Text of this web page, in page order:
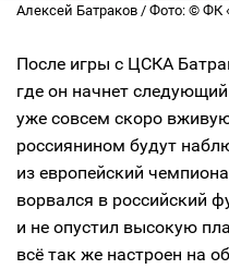
Алексей Батраков / Фото: © ФК
После игры с ЦСКА
где он начнет
уже совсем скоро
россиянином будут
из европейский
ворвался в российский
и не опустил высокую
всё так же настроен на